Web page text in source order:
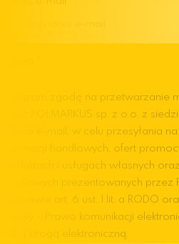
Wyrażam zgodę na przetwarzanie
przez POLMARKUS sp. z o.o. z
adresu e-mail, w celu przesyłania
informacji handlowych, ofert
produktach i usługach własnych
handlowych prezentowanych przez
podstawie art. 6 ust. 1 lit. a RODO
ustawy – Prawo komunikacji
usług drogą elektroniczną.